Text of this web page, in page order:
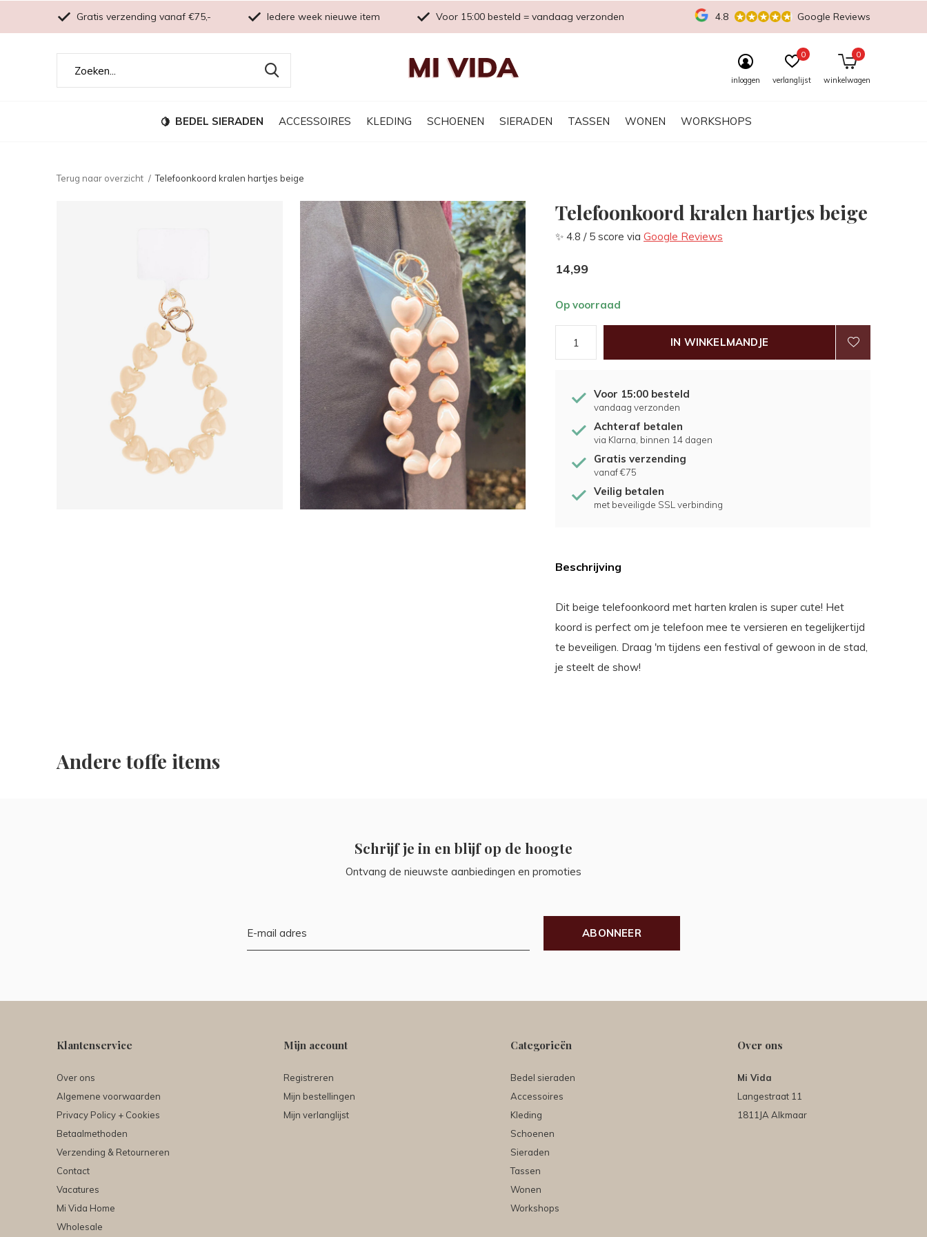
BEDEL SIERADEN ACCESSOIRES KLEDING SCHOENEN SIERADEN TASSEN WONEN WORKSHOPS
inloggen verlanglijst
0
winkelwagen
0
Gratis verzending vanaf €75,- Iedere week nieuwe item Voor 15:00 besteld = vandaag verzonden 4.8 Google Reviews
Terug naar overzicht Telefoonkoord kralen hartjes beige
Telefoonkoord kralen hartjes beige
✨ 4.8 / 5 score via Google Reviews
14,99
Op voorraad
IN WINKELMANDJE
Voor 15:00 besteld
vandaag verzonden
Achteraf betalen
via Klarna, binnen 14 dagen
Gratis verzending
vanaf €75
Veilig betalen
met beveiligde SSL verbinding
Beschrijving
Dit beige telefoonkoord met harten kralen is super cute! Het
koord is perfect om je telefoon mee te versieren en tegelijkertijd
te beveiligen. Draag 'm tijdens een festival of gewoon in de stad,
je steelt de show!
Andere toffe items
Schrijf je in en blijf op de hoogte
Ontvang de nieuwste aanbiedingen en promoties
ABONNEER
Klantenservice
Over ons
Algemene voorwaarden
Privacy Policy + Cookies
Betaalmethoden
Verzending & Retourneren
Contact
Vacatures
Mi Vida Home
Wholesale
Mijn account
Registreren
Mijn bestellingen
Mijn verlanglijst
Categorieën
Bedel sieraden
Accessoires
Kleding
Schoenen
Sieraden
Tassen
Wonen
Workshops
Over ons
Mi Vida
Langestraat 11
1811JA Alkmaar